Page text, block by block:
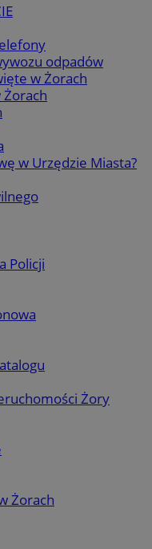
odpadów
w Żorach
Żorach
w Urzędzie Miasta?
Policji
Żory
Żorach